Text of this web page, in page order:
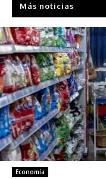
Más noticias
Economía